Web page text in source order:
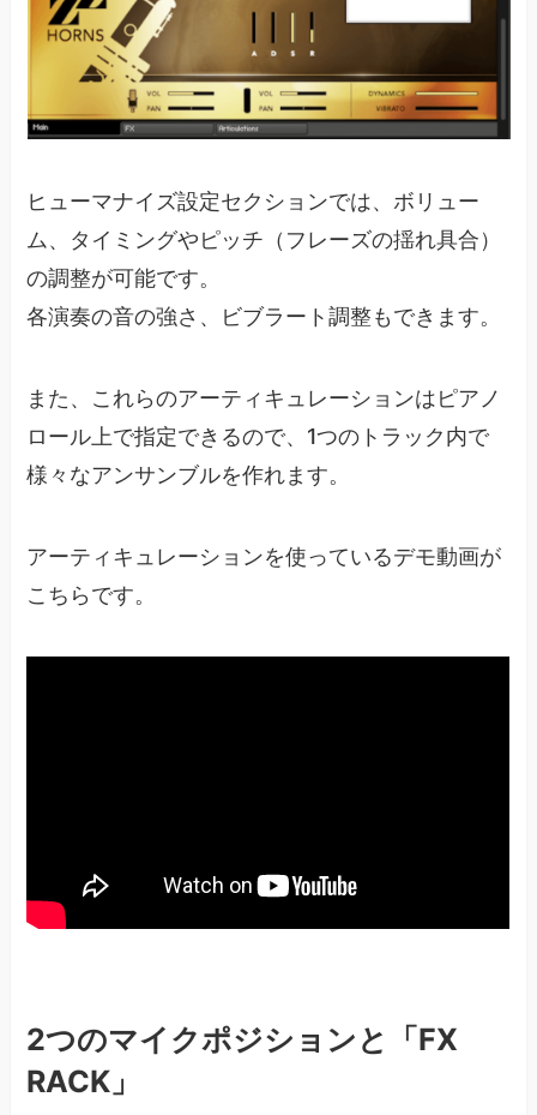
ヒューマナイズ設定セクションでは、ボリュー
ム、タイミングやピッチ（フレーズの揺れ具合）
の調整が可能です。
各演奏の音の強さ、ビブラート調整もできます。
また、これらのアーティキュレーションはピアノ
ロール上で指定できるので、1つのトラック内で
様々なアンサンブルを作れます。
アーティキュレーションを使っているデモ動画が
こちらです。
2つのマイクポジションと「FX
RACK」